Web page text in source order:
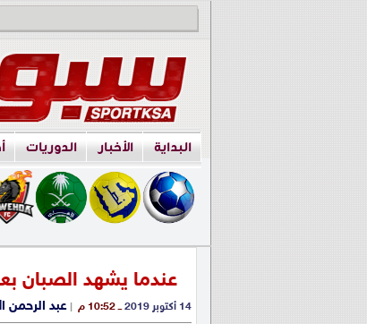
البداية الأخبار الدوريات
عندما يشهد الصبان
14 أكتوبر 2019 ــ 10:52 م |عبد الرحمن